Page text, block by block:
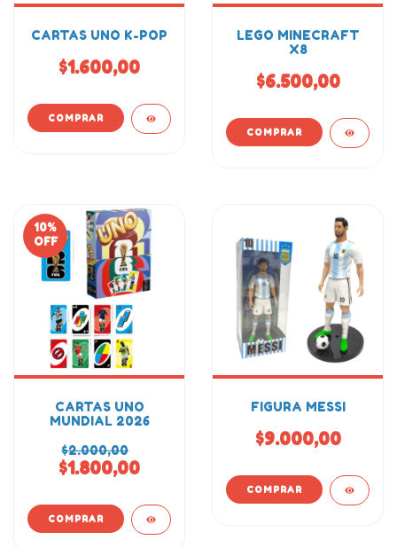
CARTAS UNO K-POP
$1.600,00
LEGO MINECRAFT
X8
$6.500,00
10%
OFF
CARTAS UNO
MUNDIAL 2026
$2.000,00
$1.800,00
FIGURA MESSI
$9.000,00